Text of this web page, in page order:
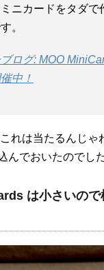
ニカードをタダで
。
ログ: MOO
中！
れは当たるんじゃ
んでおいたのでした
は小さいので